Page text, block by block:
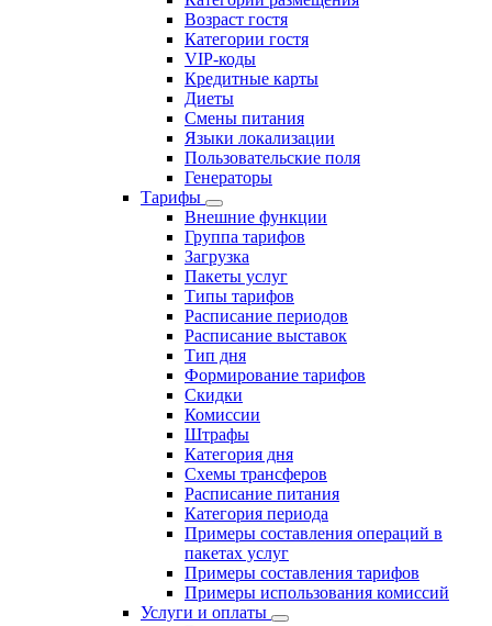
Возраст гостя
Категории гостя
VIP-коды
Кредитные карты
Диеты
Смены питания
Языки локализации
Пользовательские поля
Генераторы
Тарифы
Внешние функции
Группа тарифов
Загрузка
Пакеты услуг
Типы тарифов
Расписание периодов
Расписание выставок
Тип дня
Формирование тарифов
Скидки
Комиссии
Штрафы
Категория дня
Схемы трансферов
Расписание питания
Категория периода
Примеры составления операций в
пакетах услуг
Примеры составления тарифов
Примеры использования комиссий
Услуги и оплаты